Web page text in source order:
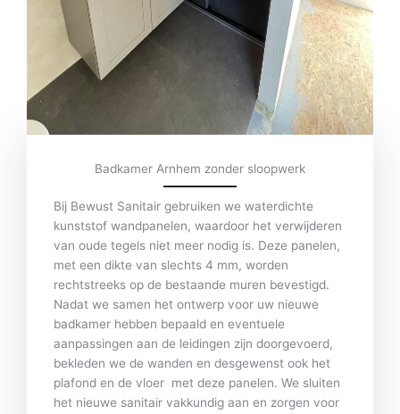
Badkamer Arnhem zonder sloopwerk
Bij Bewust Sanitair gebruiken we waterdichte
kunststof wandpanelen, waardoor het verwijderen
van oude tegels niet meer nodig is. Deze panelen,
met een dikte van slechts 4 mm, worden
rechtstreeks op de bestaande muren bevestigd.
Nadat we samen het ontwerp voor uw nieuwe
badkamer hebben bepaald en eventuele
aanpassingen aan de leidingen zijn doorgevoerd,
bekleden we de wanden en desgewenst ook het
plafond en de vloer met deze panelen. We sluiten
het nieuwe sanitair vakkundig aan en zorgen voor